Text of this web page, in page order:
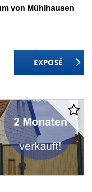
von Mühlhausen